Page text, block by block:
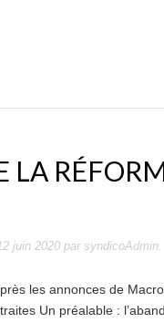
LA
juin 2020 par syndicoAdmin.
les annonces de
Un préalable :